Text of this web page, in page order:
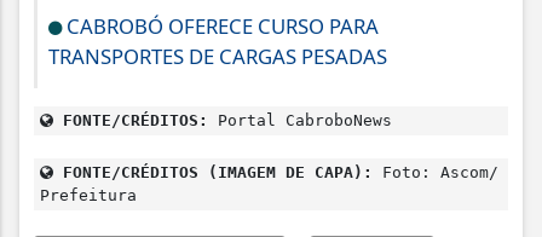
CABROBÓ OFERECE CURSO PARA
TRANSPORTES DE CARGAS PESADAS
FONTE/CRÉDITOS: Portal CabroboNews
FONTE/CRÉDITOS (IMAGEM DE CAPA):
Foto: Ascom/
Prefeitura